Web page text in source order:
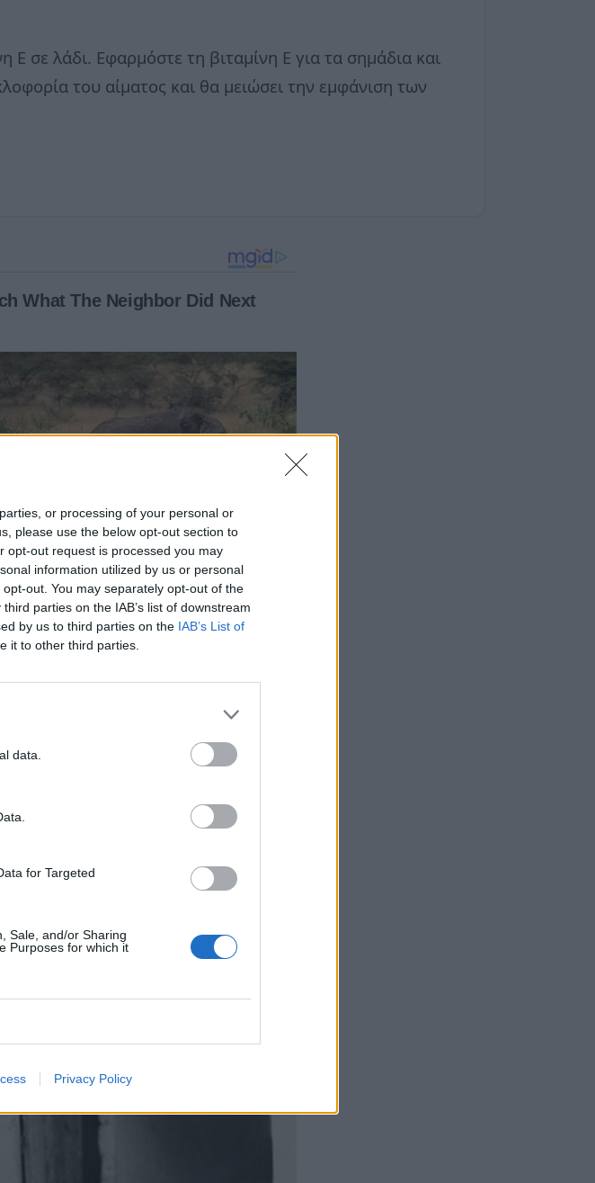
or processing of your personal or
please use the below opt-out section to
opt-out request is processed you may
information utilized by us or personal
out. You may separately opt-out of the
parties on the IAB’s list of downstream
by us to third parties on the IAB’s List of
it to other third parties.
data.
for Targeted
Sale, and/or Sharing
Purposes for which it
Privacy Policy
Ε σε λάδι. Εφαρμόστε τη βιταμίνη Ε για τα σημάδια και
του αίματος και θα μειώσει την εμφάνιση των